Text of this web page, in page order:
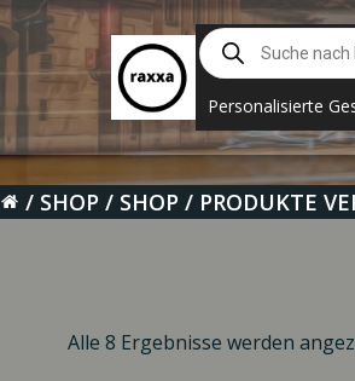
Zum
Inhalt
springen
Suche
nach
Produkten
Personalisierte
SHOP SHOP PRODUKTE
Alle 8 Ergebnisse werden